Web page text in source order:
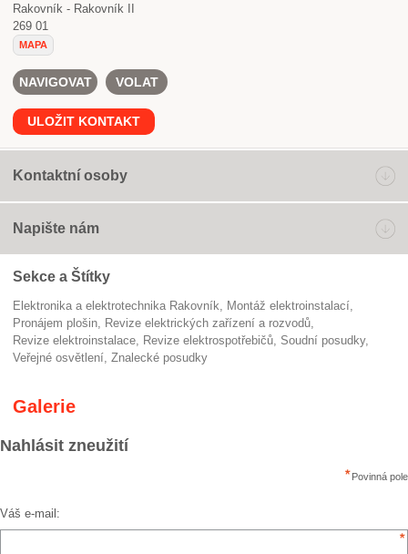
Rakovník - Rakovník II
269 01
MAPA
NAVIGOVAT VOLAT
ULOŽIT KONTAKT
Kontaktní osoby
Napište nám
Sekce a Štítky
Elektronika a elektrotechnika Rakovník
montáž elektroinstalací
pronájem plošin
Revize elektrických zařízení a rozvodů
revize elektroinstalace
revize elektrospotřebičů
soudní posudky
veřejné osvětlení
znalecké posudky
Galerie
Nahlásit zneužití
Povinná pole
Váš e-mail: